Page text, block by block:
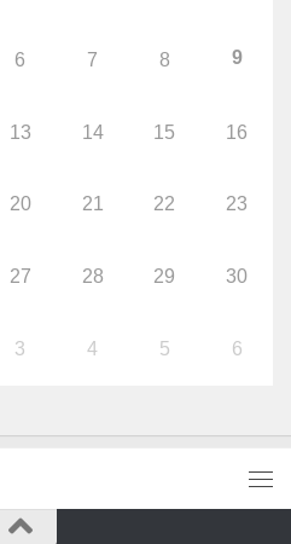
6 7 8 9
13 14 15 16
20 21 22 23
27 28 29 30
3 4 5 6